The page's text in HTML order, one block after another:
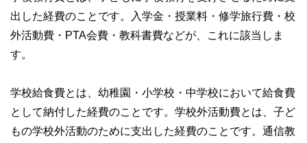
出した経費のことです。入学金・授業料・修学旅行費・校
外活動費・PTA会費・教科書費などが、これに該当しま
す。
学校給食費とは、幼稚園・小学校・中学校において給食費
として納付した経費のことです。学校外活動費とは、子ど
もの学校外活動のために支出した経費のことです。通信教